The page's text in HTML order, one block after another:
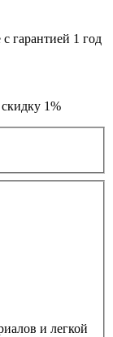
гарантией 1 год
1%
и легкой